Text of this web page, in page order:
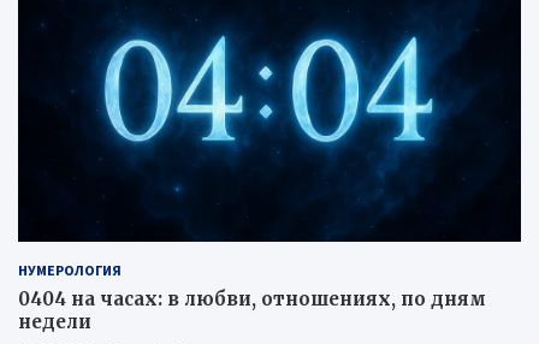
НУМЕРОЛОГИЯ
0404 на часах: в любви, отношениях, по дням
недели